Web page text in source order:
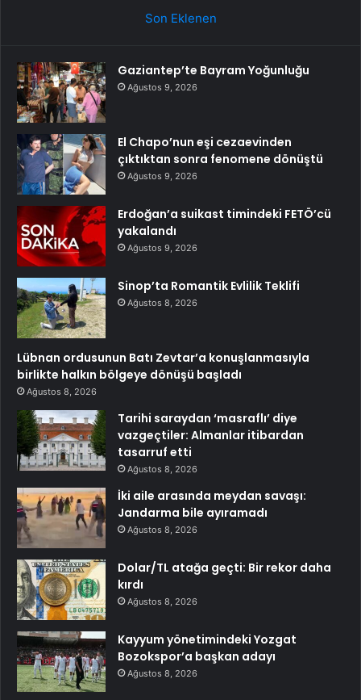
Son Eklenen
Gaziantep’te Bayram Yoğunluğu
Ağustos 9, 2026
El Chapo’nun eşi cezaevinden
çıktıktan sonra fenomene dönüştü
Ağustos 9, 2026
Erdoğan’a suikast timindeki FETÖ’cü
yakalandı
Ağustos 9, 2026
Sinop’ta Romantik Evlilik Teklifi
Ağustos 8, 2026
Lübnan ordusunun Batı Zevtar’a konuşlanmasıyla
birlikte halkın bölgeye dönüşü başladı
Ağustos 8, 2026
Tarihi saraydan ‘masraflı’ diye
vazgeçtiler: Almanlar itibardan
tasarruf etti
Ağustos 8, 2026
İki aile arasında meydan savaşı:
Jandarma bile ayıramadı
Ağustos 8, 2026
Dolar/TL atağa geçti: Bir rekor daha
kırdı
Ağustos 8, 2026
Kayyum yönetimindeki Yozgat
Bozokspor’a başkan adayı
Ağustos 8, 2026